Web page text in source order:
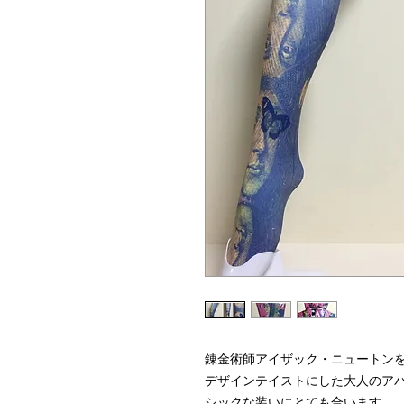
錬金術師アイザック・ニュートン
デザインテイストにした大人のア